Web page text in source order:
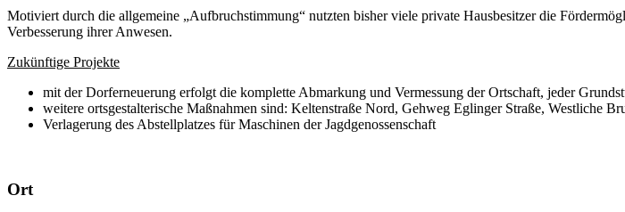
Motiviert durch die allgemeine „Aufbruchstimmung“ nutzten bisher viele private Hausbesitzer die
Verbesserung ihrer Anwesen.
Zukünftige Projekte
mit der Dorferneuerung erfolgt die komplette Abmarkung und Vermessung der Ortschaft, jeder
weitere ortsgestalterische Maßnahmen sind: Keltenstraße Nord, Gehweg Eglinger Straße, Westliche
Verlagerung des Abstellplatzes für Maschinen der Jagdgenossenschaft
Ort